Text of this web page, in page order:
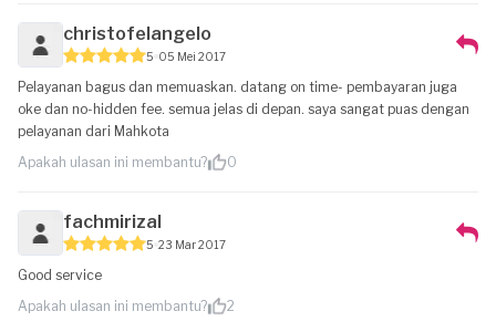
christofelangelo
5 05 Mei 2017
Pelayanan bagus dan memuaskan. datang on time- pembayaran juga
oke dan no-hidden fee. semua jelas di depan. saya sangat puas dengan
pelayanan dari Mahkota
Apakah ulasan ini membantu?
0
fachmirizal
5 23 Mar 2017
Good service
Apakah ulasan ini membantu?
2